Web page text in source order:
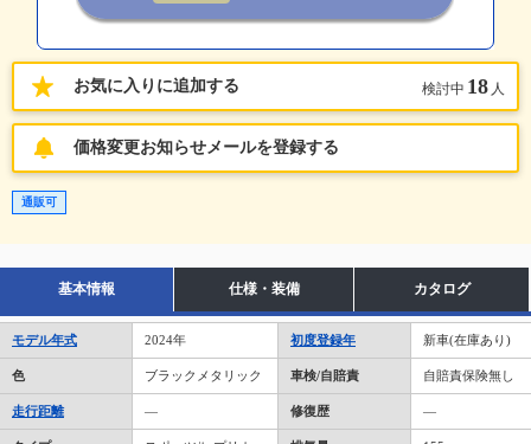
お気に入りに追加する 検討中 18 人
価格変更お知らせメールを登録する
通販可
基本情報 仕様・装備 カタログ
モデル年式 2024年 初度登録年 新車(在庫あり)
色 ブラックメタリック 車検/自賠責 自賠責保険無し
走行距離 ― 修復歴 ―